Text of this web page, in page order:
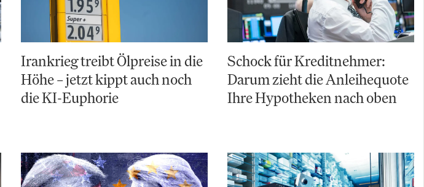
Irankrieg treibt Ölpreise in die
Höhe – jetzt kippt auch noch
die KI-Euphorie
Schock für Kreditnehmer:
Darum zieht die Anleihequote
Ihre Hypotheken nach oben